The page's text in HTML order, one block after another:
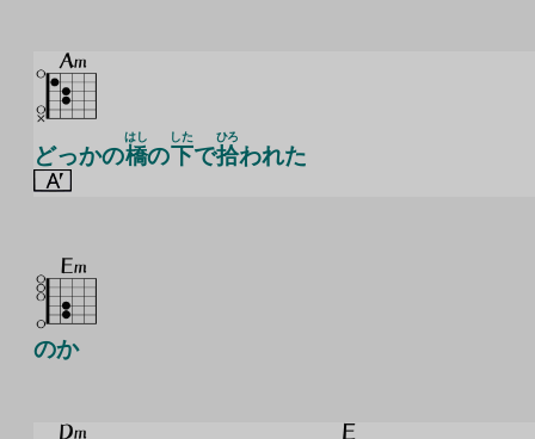
どっかの橋
はし
の下
した
で拾
ひろ
われた
のか